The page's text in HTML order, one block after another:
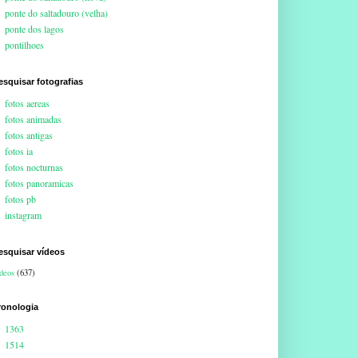
ponte do saltadouro (velha)
ponte dos lagos
pontilhoes
fotografias
fotos aereas
fotos animadas
fotos antigas
fotos ia
fotos nocturnas
fotos panoramicas
fotos pb
instagram
vídeos
(637)
1363
1514